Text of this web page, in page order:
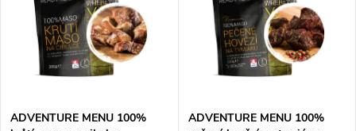
Abecedně
s
ADVENTURE MENU 100%
ADVENTURE MENU 100%